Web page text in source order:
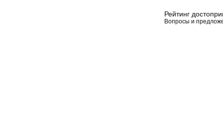
Рейтинг
Вопросы и